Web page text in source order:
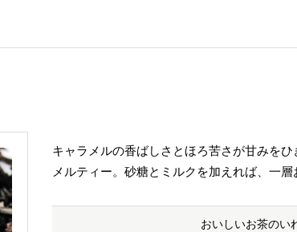
キャラメルの香ばしさとほろ苦さが甘みを
メルティー。砂糖とミルクを加えれば、一層
おいしいお茶のい